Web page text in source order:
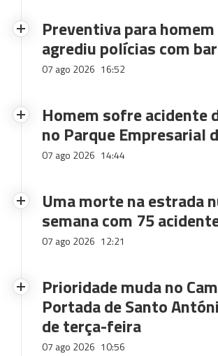
Preventiva para
agrediu polícias com
07 ago 2026 16:52
Homem sofre acidente
no Parque Empresarial
07 ago 2026 14:44
Uma morte na estrada
semana com 75
07 ago 2026 12:21
Prioridade muda no
Portada de Santo
de terça-feira
07 ago 2026 10:56